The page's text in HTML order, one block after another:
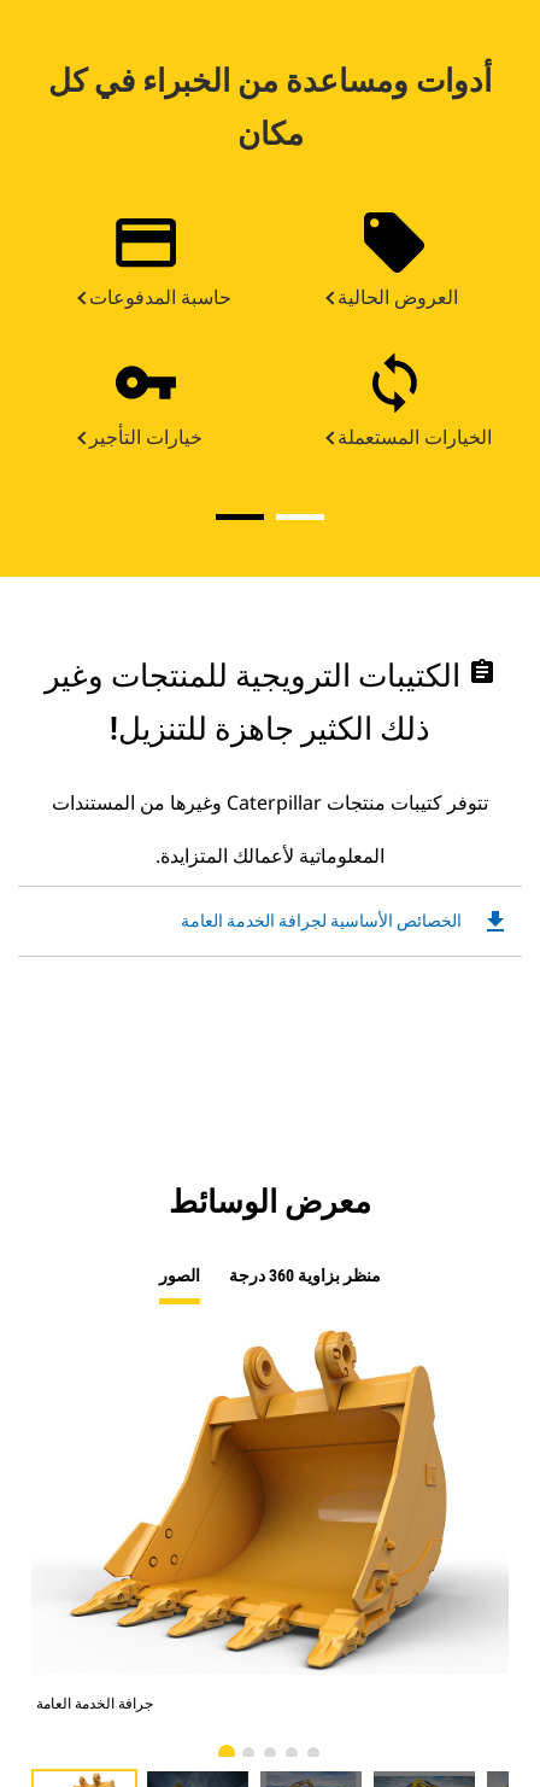
أدوات ومساعدة من الخبراء في كل
مكان
حاسبة المدفوعات العروض الحالية
خيارات التأجير الخيارات المستعملة
assignment الكتيبات الترويجية للمنتجات وغير
ذلك الكثير جاهزة للتنزيل!
تتوفر كتيبات منتجات Caterpillar وغيرها من المستندات
المعلوماتية لأعمالك المتزايدة.
الخصائص الأساسية لجرافة الخدمة العامةDownloadable
file_download
معرض الوسائط
الصور منظر بزاوية 360 درجة
جرافة الخدمة العامة